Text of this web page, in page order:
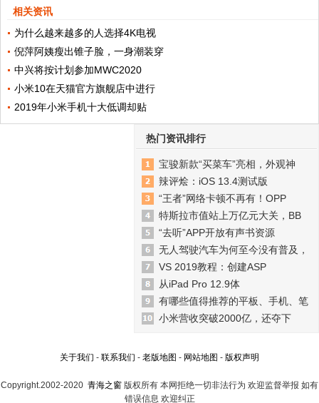
相关资讯
为什么越来越多的人选择4K电视
倪萍阿姨瘦出锥子脸，一身潮装穿
中兴将按计划参加MWC2020
小米10在天猫官方旗舰店中进行
2019年小米手机十大低调却贴
热门资讯排行
宝骏新款“买菜车”亮相，外观神
辣评烩：iOS 13.4测试版
“王者”网络卡顿不再有！OPP
特斯拉市值站上万亿元大关，BB
“去听”APP开放有声书资源
无人驾驶汽车为何至今没有普及，
VS 2019教程：创建ASP
从iPad Pro 12.9体
有哪些值得推荐的平板、手机、笔
小米营收突破2000亿，还夺下
关于我们 - 联系我们 - 老版地图 - 网站地图 - 版权声明
Copyright.2002-2020 青海之窗 版权所有 本网拒绝一切非法行为 欢迎监督举报 如有
错误信息 欢迎纠正